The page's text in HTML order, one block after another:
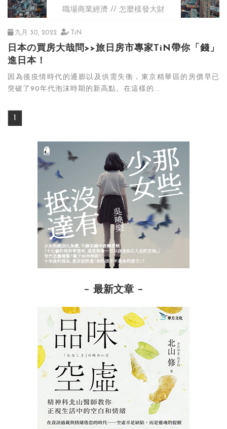
職場商業經濟 怎麼樣發大財
九月 30, 2022 TiN
日本の買房大哉問>>旅日房市專家TiN帶你「錢」
進日本！
因為後疫情時代的通膨以及供需失衡，東京精華區的房價早已
突破了90年代泡沫時期的新高點。在這樣的...
1
最新文章